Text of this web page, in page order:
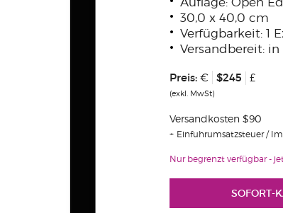
30,0 x 40,0 cm
Verfügbarkeit: 1
Versandbereit:
Preis: € $245 £
(exkl. MwSt)
Versandkosten $90
Einfuhrumsatzsteuer /
Nur begrenzt verfügbar -